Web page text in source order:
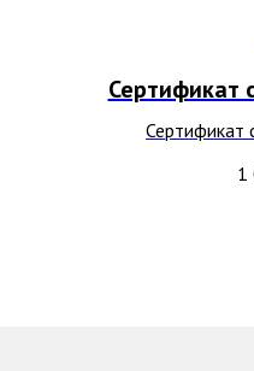
Сертификат
Сертификат
1